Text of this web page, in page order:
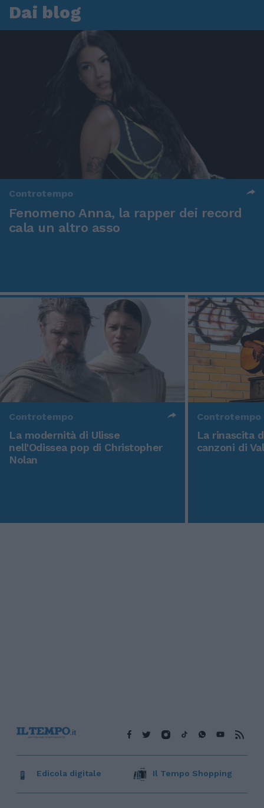
Dai blog
Controtempo
Fenomeno Anna, la rapper dei record
cala un altro asso
Controtempo
La modernità di Ulisse
nell'Odissea pop di Christopher
Nolan
Controtempo
La rinascita
canzoni di
Edicola digitale Il Tempo Shopping